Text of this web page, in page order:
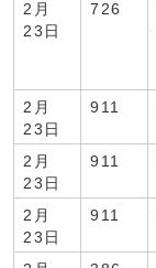
2月
23日
726
2月
23日
911
2月
23日
911
2月
23日
911